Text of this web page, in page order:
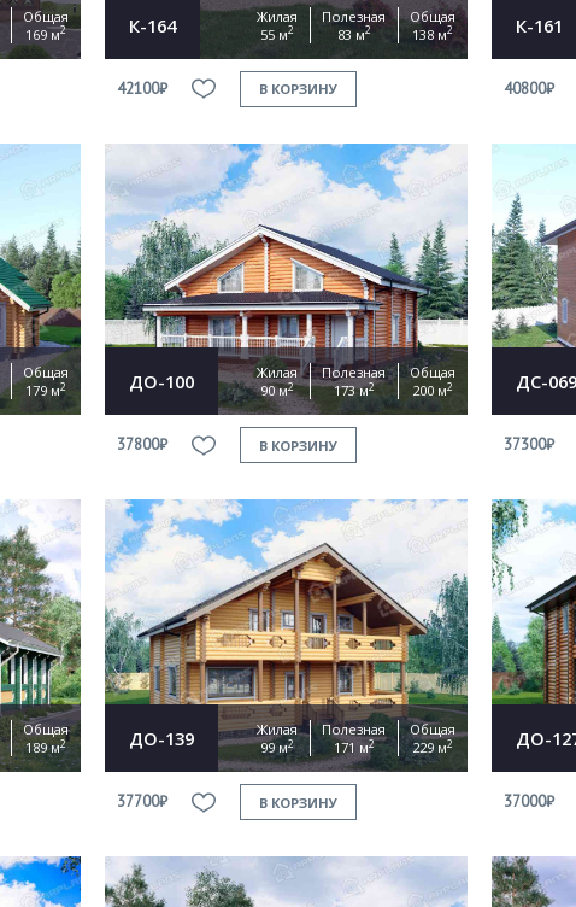
Общая
169 м2 К-164
Жилая
55 м2
Полезная
83 м2
Общая
138 м2
42100₽ В КОРЗИНУ
К-161
40800₽
Общая
179 м2 ДО-100
Жилая
90 м2
Полезная
173 м2
Общая
200 м2
37800₽ В КОРЗИНУ
ДС-069
37300₽
Общая
189 м2 ДО-139
Жилая
99 м2
Полезная
171 м2
Общая
229 м2
37700₽ В КОРЗИНУ
ДО-
37000₽
Прикрепить файл
This site is protected by reCAPTCHA and the GooglePrivacy
Продолжить покупки